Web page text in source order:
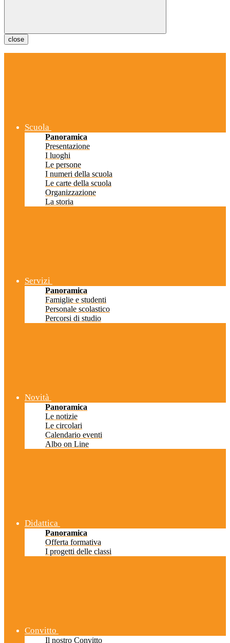
close
Scuola
Panoramica
Presentazione
I luoghi
Le persone
I numeri della scuola
Le carte della scuola
Organizzazione
La storia
Servizi
Panoramica
Famiglie e studenti
Personale scolastico
Percorsi di studio
Novità
Panoramica
Le notizie
Le circolari
Calendario eventi
Albo on Line
Didattica
Panoramica
Offerta formativa
I progetti delle classi
Convitto
Il nostro Convitto